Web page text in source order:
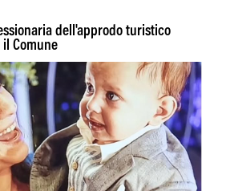
dell'approdo turistico
Comune